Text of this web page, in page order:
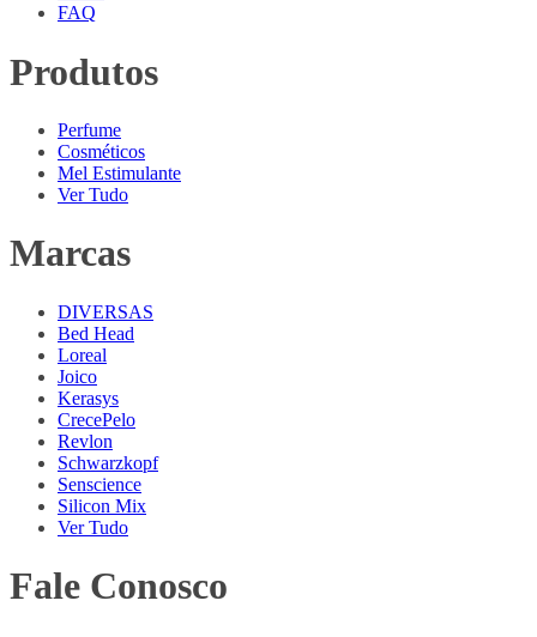
FAQ
Produtos
Perfume
Cosméticos
Mel Estimulante
Ver Tudo
Marcas
DIVERSAS
Bed Head
Loreal
Joico
Kerasys
CrecePelo
Revlon
Schwarzkopf
Senscience
Silicon Mix
Ver Tudo
Fale Conosco